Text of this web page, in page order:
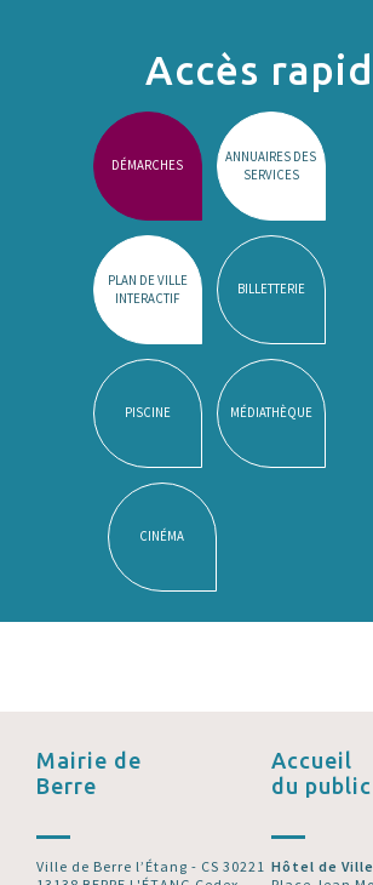
Accès
DÉMARCHES
ANNUAIRES DES
SERVICES
PLAN DE VILLE
INTERACTIF
BILLETTERIE
PISCINE MÉDIATHÈQUE
CINÉMA
Mairie de
Berre
Ville de Berre l’Étang - CS 30221
Accueil
du public
Hôtel de